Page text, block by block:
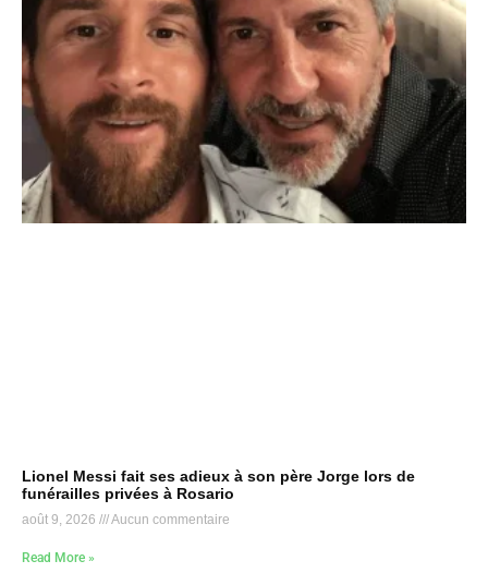
Lionel Messi fait ses adieux à son père Jorge lors de
funérailles privées à Rosario
août 9, 2026 Aucun commentaire
Read More »